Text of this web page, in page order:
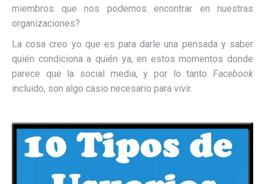
miembros que nos podemos encontrar en nuestras
organizaciones?
La cosa creo yo que es para darle una pensada y saber
quién condiciona a quién ya, en estos momentos donde
parece que la social media, y por lo tanto Facebook
incluido, son algo casio necesario para vivir.